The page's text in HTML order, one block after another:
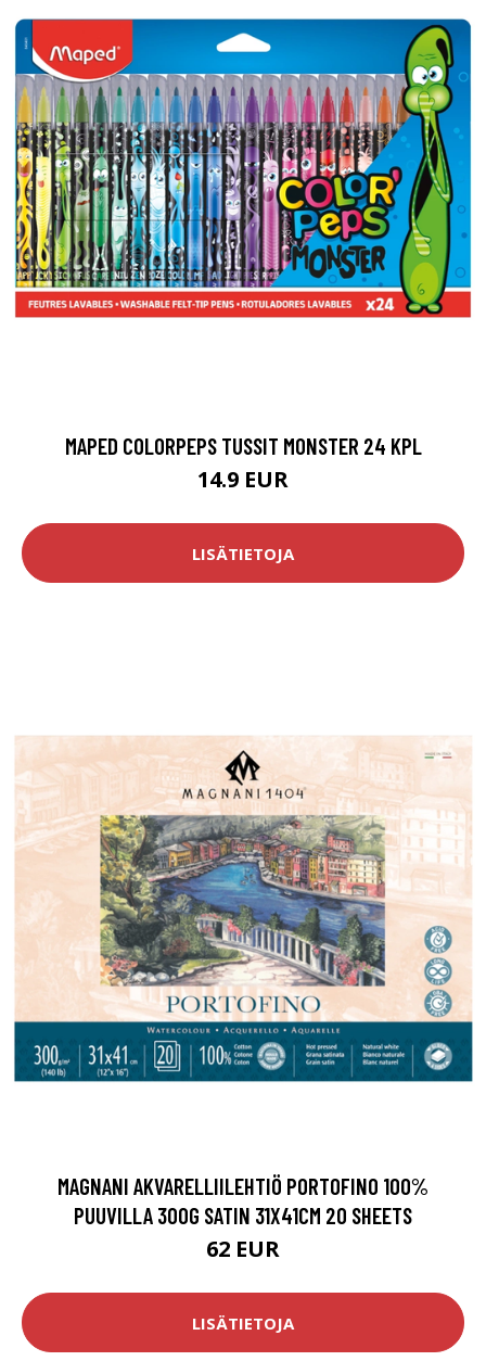
MAPED COLORPEPS TUSSIT MONSTER 24 KPL
14.9 EUR
LISÄTIETOJA
MAGNANI AKVARELLIILEHTIÖ PORTOFINO 100%
PUUVILLA 300G SATIN 31X41CM 20 SHEETS
62 EUR
LISÄTIETOJA